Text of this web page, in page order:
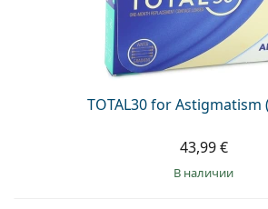
TOTAL30 for Astigmatism
43,99 €
в наличии